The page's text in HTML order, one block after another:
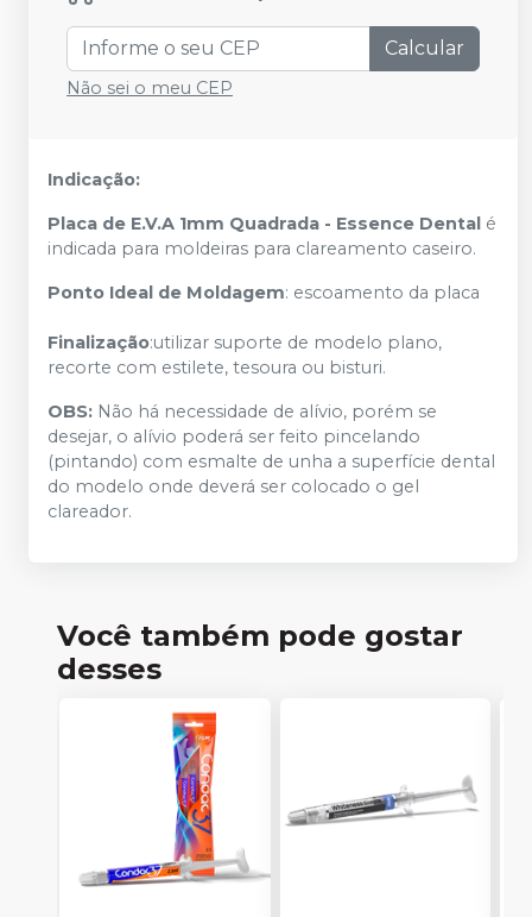
Calcular
Não sei o meu CEP
Indicação:
Placa de E.V.A 1mm Quadrada - Essence Dental é
indicada para moldeiras para clareamento caseiro.
Ponto Ideal de Moldagem: escoamento da placa
Finalização:utilizar suporte de modelo plano,
recorte com estilete, tesoura ou bisturi.
OBS: Não há necessidade de alívio, porém se
desejar, o alívio poderá ser feito pincelando
(pintando) com esmalte de unha a superfície dental
do modelo onde deverá ser colocado o gel
clareador.
Você também pode gostar
desses